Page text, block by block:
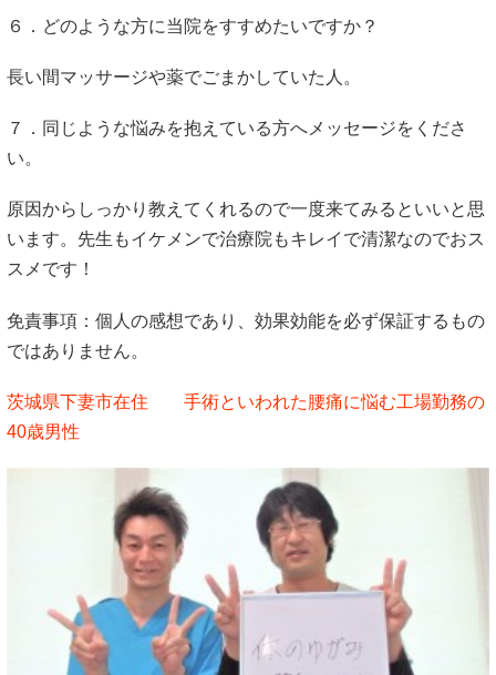
６．どのような方に当院をすすめたいですか？
長い間マッサージや薬でごまかしていた人。
７．同じような悩みを抱えている方へメッセージをくださ
い。
原因からしっかり教えてくれるので一度来てみるといいと思
います。先生もイケメンで治療院もキレイで清潔なのでおス
スメです！
免責事項：個人の感想であり、効果効能を必ず保証するもの
ではありません。
茨城県下妻市在住 手術といわれた腰痛に悩む工場勤務の
40歳男性